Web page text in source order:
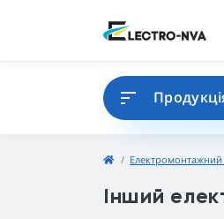
Електромонтажний
Інший